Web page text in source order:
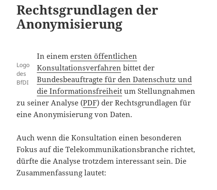
Rechtsgrundlagen der
Anonymisierung
Logo
des
BfDI
In einemersten öffentlichen
Konsultationsverfahren bittet der
Bundesbeauftragte für den Datenschutz und
die Informationsfreiheit um Stellungnahmen
zu seiner Analyse (PDF) der Rechtsgrundlagen für
eine Anonymisierung von Daten.
Auch wenn die Konsultation einen besonderen
Fokus auf die Telekommunikationsbranche richtet,
dürfte die Analyse trotzdem interessant sein. Die
Zusammenfassung lautet: